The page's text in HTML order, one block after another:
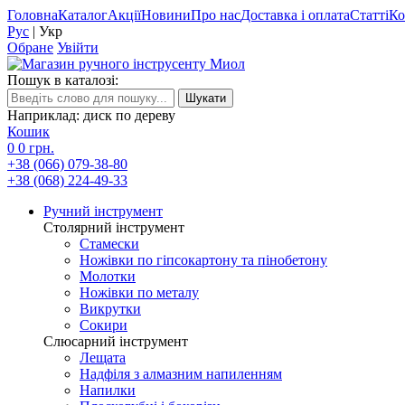
ГоловнаКаталогАкціїНовиниПро насДоставка і оплатаСтатті
Рус | Укр
Обране Увійти
Пошук в каталозі:
Наприклад: диск по дереву
Кошик
0 0 грн.
+38 (066) 079-38-80
+38 (068) 224-49-33
Ручний інструмент
Столярний інструмент
Стамески
Ножівки по гіпсокартону та пінобетону
Молотки
Ножівки по металу
Викрутки
Сокири
Слюсарний інструмент
Лещата
Надфіля з алмазним напиленням
Напилки